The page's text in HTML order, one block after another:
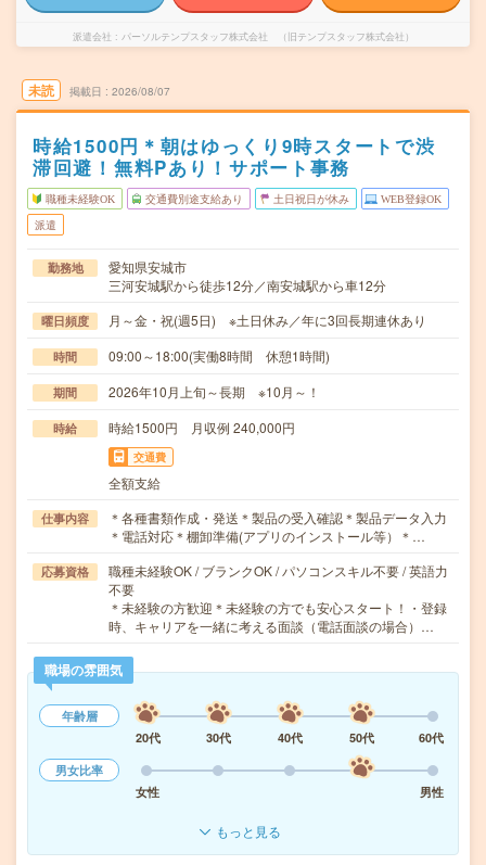
派遣会社 パーソルテンプスタッフ株式会社 （旧テンプスタッフ株式会社）
未読 掲載日 2026/08/07
時給1500円＊朝はゆっくり9時スタートで渋
滞回避！無料Pあり！サポート事務
職種未経験OK 交通費別途支給あり 土日祝日が休み WEB登録OK
派遣
勤務地
愛知県安城市
三河安城駅から徒歩12分／南安城駅から車12分
曜日頻度 月～金・祝(週5日) ※土日休み／年に3回長期連休あり
時間 09:00～18:00(実働8時間 休憩1時間)
期間 2026年10月上旬～長期 ※10月～！
時給 時給1500円 月収例 240,000円
交通費
全額支給
仕事内容
＊各種書類作成・発送＊製品の受入確認＊製品データ入力
＊電話対応＊棚卸準備(アプリのインストール等）＊…
応募資格
職種未経験OK / ブランクOK / パソコンスキル不要 / 英語力
不要
＊未経験の方歓迎＊未経験の方でも安心スタート！・登録
時、キャリアを一緒に考える面談（電話面談の場合）…
職場の雰囲気
年齢層
20代
30代 40代 50代
60代
男女比率
女性
男性
もっと見る